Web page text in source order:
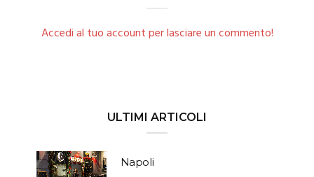
Accedi al tuo account per lasciare un commento!
ULTIMI ARTICOLI
Napoli